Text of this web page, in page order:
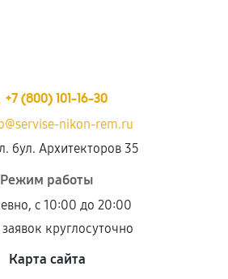
+7 (800) 101-16-30
nikon-rem.ru
бул. Архитекторов 35
Режим работы
с 10:00 до 20:00
круглосуточно
Карта сайта